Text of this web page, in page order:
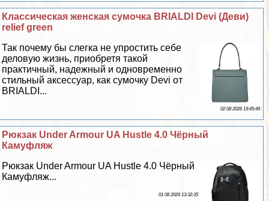
Классическая женская сумочка BRIALDI Devi (Деви)
relief green
Так почему бы слегка не упростить себе
деловую жизнь, приобретя такой
пpaктичный, надежный и одновременно
стильный аксессуар, как сумочку Devi от
BRIALDI...
02 08 2026 19:45:49
Рюкзак Under Armour UA Hustle 4.0 Чёрный
Камуфляж
Рюкзак Under Armour UA Hustle 4.0 Чёрный
Камуфляж...
01 08 2026 13:32:35